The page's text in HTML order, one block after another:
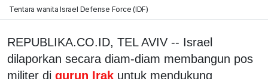
Tentara wanita Israel Defense Force (IDF)
REPUBLIKA.CO.ID, TEL AVIV -- Israel
dilaporkan secara diam-diam membangun pos
militer di gurun Irak untuk mendukung